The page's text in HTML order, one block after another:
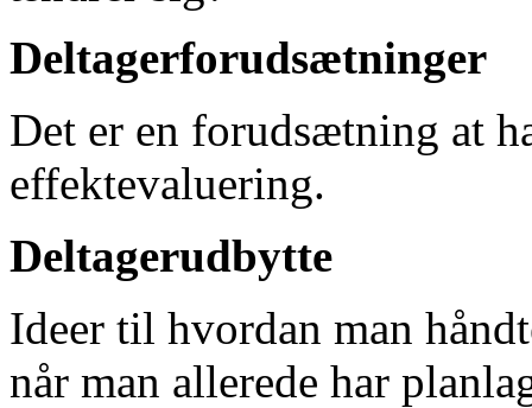
Deltagerforudsætninger
Det er en forudsætning at
effektevaluering.
Deltagerudbytte
Ideer til hvordan man
når man allerede har